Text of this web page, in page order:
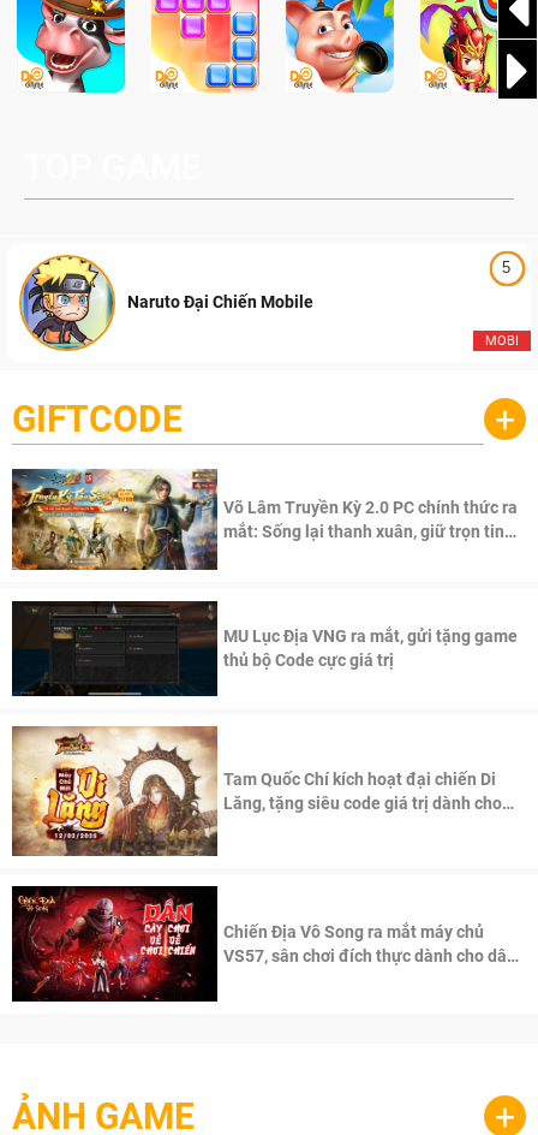
5
MOBI
Naruto Đại Chiến Mobile
GIFTCODE +
Võ Lâm Truyền Kỳ 2.0 PC chính thức ra
mắt: Sống lại thanh xuân, giữ trọn tinh
MU Lục Địa VNG ra mắt, gửi tặng game
thủ bộ Code cực giá trị
Tam Quốc Chí kích hoạt đại chiến Di
Lăng, tặng siêu code giá trị dành cho
Chiến Địa Vô Song ra mắt máy chủ
VS57, sân chơi đích thực dành cho dân
ẢNH GAME +